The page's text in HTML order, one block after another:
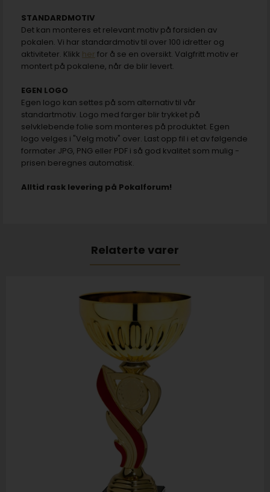
STANDARDMOTIV
Det kan monteres et relevant motiv på forsiden av
pokalen. Vi har standardmotiv til over 100 idretter og
aktiviteter. Klikk her for å se en oversikt. Valgfritt motiv er
montert på pokalene, når de blir levert.
EGEN LOGO
Egen logo kan settes på som alternativ til vår
standartmotiv. Logo med farger blir trykket på
selvklebende folie som monteres på produktet. Egen
logo velges i "Velg motiv" over. Last opp fil i et av følgende
formater JPG, PNG eller PDF i så god kvalitet som mulig -
prisen beregnes automatisk.
Alltid rask levering på Pokalforum!
Relaterte varer